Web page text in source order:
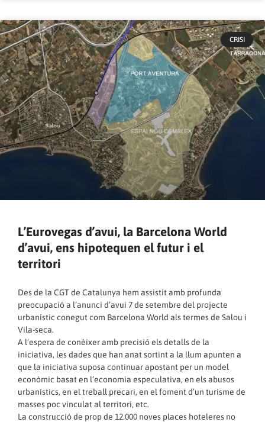
CRISI
L’Eurovegas d’avui, la Barcelona World
d’avui, ens hipotequen el futur i el
territori
Des de la CGT de Catalunya hem assistit amb profunda
preocupació a l’anunci d’avui 7 de setembre del projecte
urbanístic conegut com Barcelona World als termes de Salou i
Vila-seca.
A l’espera de conèixer amb precisió els detalls de la
iniciativa, les dades que han anat sortint a la llum apunten a
que la iniciativa suposa continuar apostant per un model
econòmic basat en l’economia especulativa, en els abusos
urbanístics, en el treball precari, en el foment d’un turisme de
masses poc vinculat al territori, etc.
La construcció de prop de 12.000 noves places hoteleres no